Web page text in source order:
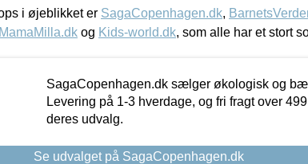
i øjeblikket er SagaCopenhagen.dk,
MamaMilla.dk og Kids-world.dk, som alle har et stort
SagaCopenhagen.dk sælger økologisk og
Levering på 1-3 hverdage, og fri fragt over
deres udvalg.
Se udvalget på SagaCopenhagen.dk